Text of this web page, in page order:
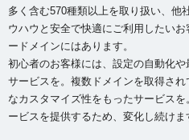
多く含む570種類以上を取り扱い、 他
ウハウと安全で快適にご利用したい
ードメインにはあります。
初心者のお客様には、設定の自動化
サービスを。複数ドメインを取得され
なカスタマイズ性をもったサービス
ービスを提供するため、変化し続けま